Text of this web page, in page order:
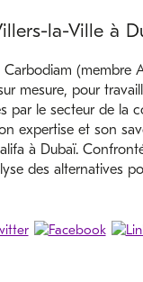
la-Ville à
(membre
mesure, pour
par le secteur de la
expertise et son
à Dubaï.
des alternatives